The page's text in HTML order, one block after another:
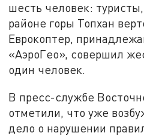
шесть человек:
районе горы Топхан
Еврокоптер,
«АэроГео», совершил
один человек.
В пресс-службе
отметили, что уже
дело о нарушении